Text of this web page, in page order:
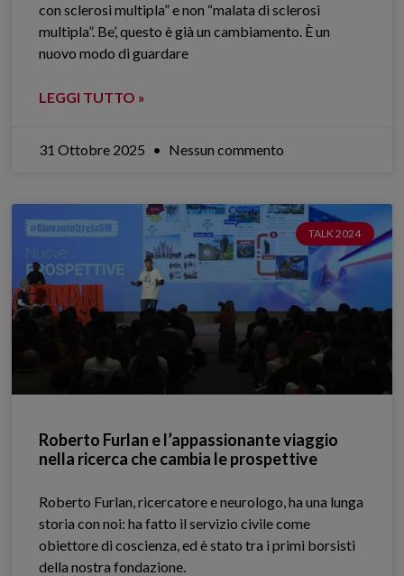
con sclerosi multipla” e non “malata di sclerosi
multipla”. Be’, questo è già un cambiamento. È un
nuovo modo di guardare
LEGGI TUTTO »
31 Ottobre 2025 Nessun commento
TALK 2024
Roberto Furlan e l’appassionante viaggio
nella ricerca che cambia le prospettive
Roberto Furlan, ricercatore e neurologo, ha una lunga
storia con noi: ha fatto il servizio civile come
obiettore di coscienza, ed è stato tra i primi borsisti
della nostra fondazione.